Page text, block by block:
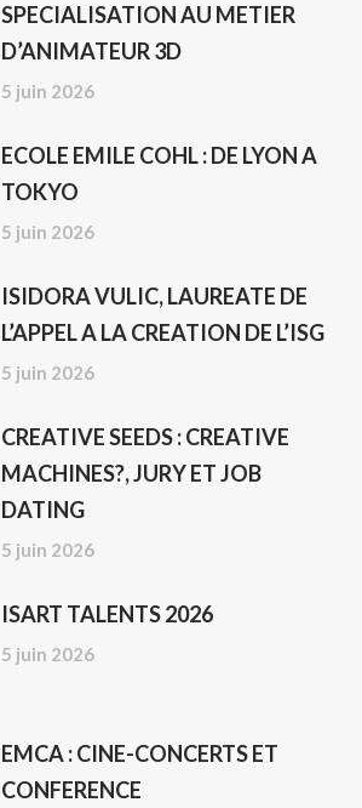
SPECIALISATION AU METIER
D’ANIMATEUR 3D
5 juin 2026
ECOLE EMILE COHL : DE LYON A
TOKYO
5 juin 2026
ISIDORA VULIC, LAUREATE DE
L’APPEL A LA CREATION DE L’ISG
5 juin 2026
CREATIVE SEEDS : CREATIVE
MACHINES?, JURY ET JOB
DATING
5 juin 2026
ISART TALENTS 2026
5 juin 2026
EMCA : CINE-CONCERTS ET
CONFERENCE